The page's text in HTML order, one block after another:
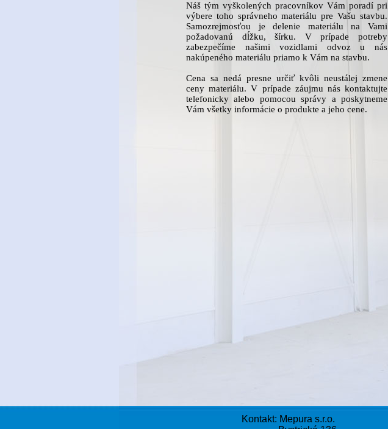
Náš tým vyškolených pracovníkov Vám poradí pri
výbere toho správneho materiálu pre Vašu stavbu.
Samozrejmosťou je delenie materiálu na Vami
požadovanú dĺžku, šírku. V prípade potreby
zabezpečíme našimi vozidlami odvoz u nás
nakúpeného materiálu priamo k Vám na stavbu.
Cena sa nedá presne určiť kvôli neustálej zmene
ceny materiálu. V prípade záujmu nás kontaktujte
telefonicky alebo pomocou správy a poskytneme
Vám všetky informácie o produkte a jeho cene.
Kontakt: Mepura s.r.o.